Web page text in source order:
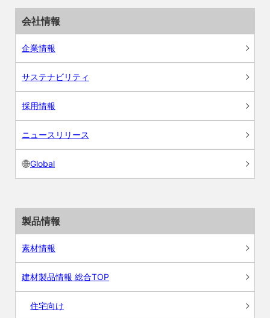
会社情報
企業情報
サステナビリティ
採用情報
ニュースリリース
Global
製品情報
素材情報
建材製品情報 総合TOP
住宅向け